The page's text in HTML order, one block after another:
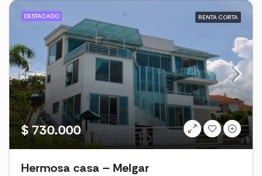
DESTACADO RENTA CORTA
$ 730.000
Hermosa casa – Melgar